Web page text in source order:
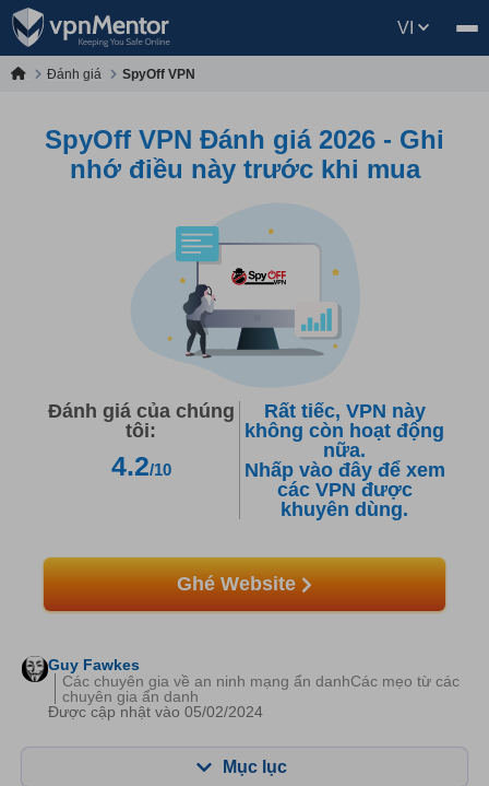
VI
Đánh giá SpyOff VPN
SpyOff VPN Đánh giá 2026 - Ghi
nhớ điều này trước khi mua
Đánh giá của chúng
tôi:
4.2/10
Rất tiếc, VPN này
không còn hoạt động
nữa.
Nhấp vào đây để xem
các VPN được
khuyên dùng.
Ghé Website
Guy Fawkes
Được cập nhật vào 05/02/2024
Các chuyên gia về an ninh mạng ẩn danhCác mẹo từ các
chuyên gia ẩn danh
Mục lục